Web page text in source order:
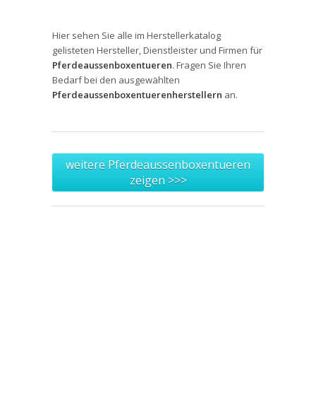
Hier sehen Sie alle im Herstellerkatalog
gelisteten Hersteller, Dienstleister und Firmen für
Pferdeaussenboxentueren. Fragen Sie Ihren
Bedarf bei den ausgewählten
Pferdeaussenboxentuerenherstellern an.
weitere Pferdeaussenboxentueren
zeigen >>>